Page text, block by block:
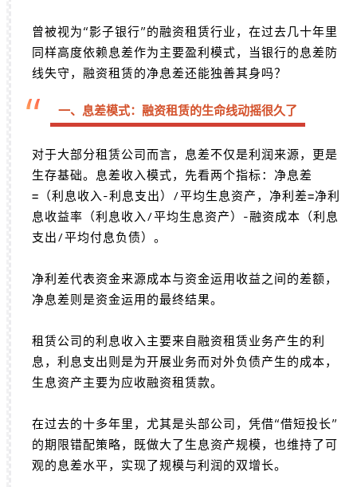
曾被视为“影子银行”的融资租赁行业，在过去几十年里
同样高度依赖息差作为主要盈利模式，当银行的息差防
线失守，融资租赁的净息差还能独善其身吗？
“ 一、息差模式：融资租赁的生命线动摇很久了
对于大部分租赁公司而言，息差不仅是利润来源，更是
生存基础。息差收入模式，先看两个指标：净息差
=（利息收入-利息支出）/平均生息资产，净利差=净利
息收益率 （利息收入/平均生息资产）-融资成本（利息
支出/平均付息负债）。
净利差代表资金来源成本与资金运用收益之间的差额，
净息差则是资金运用的最终结果。
租赁公司的利息收入主要来自融资租赁业务产生的利
息，利息支出则是为开展业务而对外负债产生的成本，
生息资产主要为应收融资租赁款。
在过去的十多年里，尤其是头部公司，凭借“借短投长”
的期限错配策略，既做大了生息资产规模，也维持了可
观的息差水平，实现了规模与利润的双增长。